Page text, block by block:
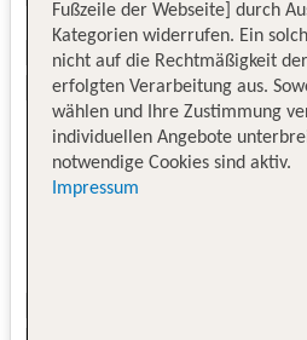
Fußzeile der Webseite] durch
Kategorien widerrufen. Ein
nicht auf die Rechtmäßigkeit
erfolgten Verarbeitung aus.
wählen und Ihre Zustimmung
individuellen Angebote
notwendige Cookies sind aktiv.
Impressum